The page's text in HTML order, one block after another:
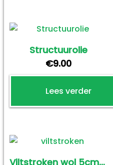
Structuurolie
€9.00
Lees verder
Viltstroken wol 5cmx100cm 2str/pak